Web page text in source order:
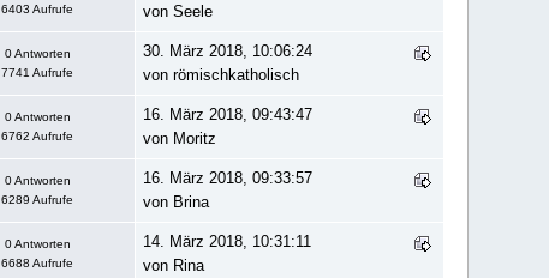
6403 Aufrufe
von Seele
0 Antworten
7741 Aufrufe
30. März 2018, 10:06:24
von römischkatholisch
0 Antworten
6762 Aufrufe
16. März 2018, 09:43:47
von Moritz
0 Antworten
6289 Aufrufe
16. März 2018, 09:33:57
von Brina
0 Antworten
6688 Aufrufe
14. März 2018, 10:31:11
von Rina